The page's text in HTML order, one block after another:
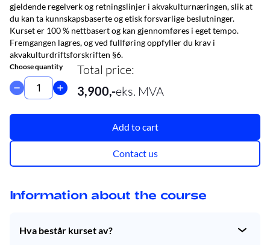
gjeldende regelverk og retningslinjer i akvakulturnæringen, slik at
du kan ta kunnskapsbaserte og etisk forsvarlige beslutninger.
Kurset er 100 % nettbasert og kan gjennomføres i eget tempo.
Fremgangen lagres, og ved fullføring oppfyller du krav i
akvakulturdriftsforskriften §6.
Choose quantity Total price:
3,900,-eks. MVA
Add to cart
Contact us
Information about the course
Hva består kurset av?